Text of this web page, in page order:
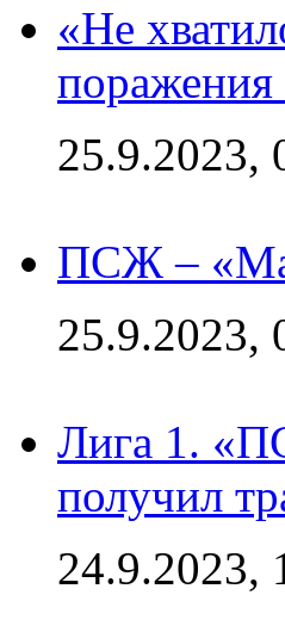
«Не
25.9.2023,
ПСЖ –
25.9.2023,
Лига 1.
получил
24.9.2023,